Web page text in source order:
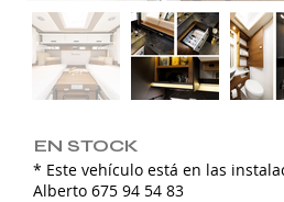
EN STOCK
* Este vehículo está en las
Alberto 675 94 54 83